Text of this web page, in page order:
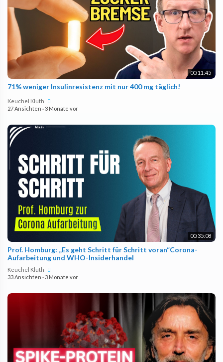
00:11:45
71% weniger Insulinresistenz mit nur 400 mg täglich!
Keuchel Kluth
27 Ansichten ·3 Monate vor
00:35:08
Prof. Homburg: „Es geht Schritt für Schritt voran“Corona-
Aufarbeitung und WHO-Insiderhandel
Keuchel Kluth
33 Ansichten ·3 Monate vor